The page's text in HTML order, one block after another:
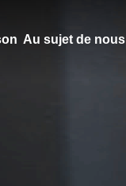
Au sujet de nous